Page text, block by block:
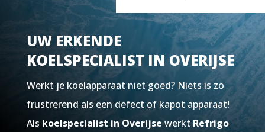
UW ERKENDE
KOELSPECIALIST IN OVERIJSE
Werkt je koelapparaat niet goed? Niets is zo
frustrerend als een defect of kapot apparaat!
Als koelspecialist in Overijse werkt Refrigo